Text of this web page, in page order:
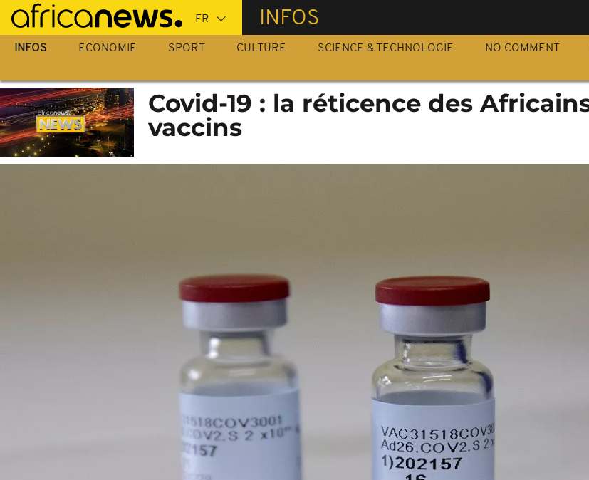
Passer
au
contenu
INFOS
INFOS ECONOMIE SPORT CULTURE SCIENCE & TECHNOLOGIE NO COMMENT
Covid-19 : la réticence des
vaccins